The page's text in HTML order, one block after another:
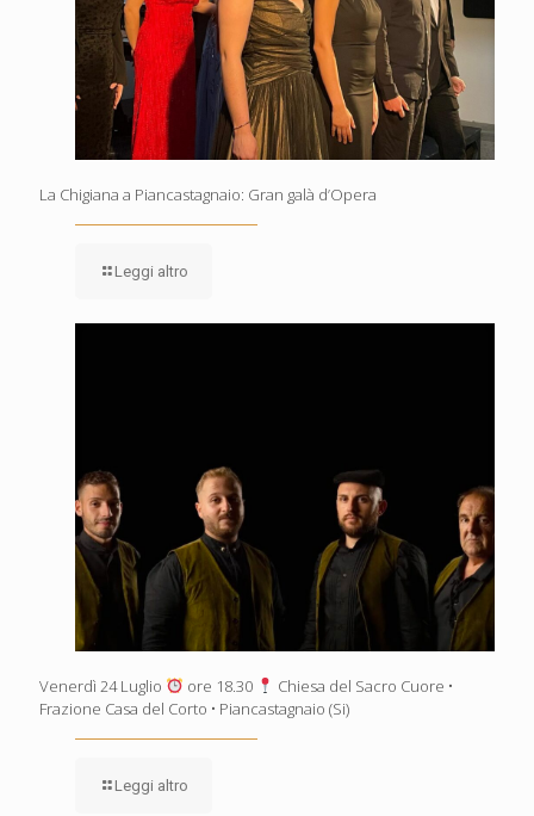
La Chigiana a Piancastagnaio: Gran galà d’Opera
Leggi altro
Venerdì 24 Luglio ore 18.30
Chiesa del Sacro Cuore •
Frazione Casa del Corto • Piancastagnaio (Si)
Leggi altro